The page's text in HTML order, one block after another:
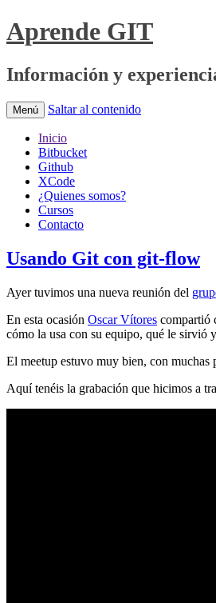
Aprende GIT
Información y
Menú Saltar al contenido
Inicio
Bitbucket
Github
XCode
¿Quienes somos?
Cursos
Contacto
Usando Git con git-flow
Ayer tuvimos una nueva reunión del
En esta ocasión Oscar Vítores compartió
cómo la usa con su equipo, qué le sirvió
El meetup estuvo muy bien, con muchas
Aquí tenéis la grabación que hicimos a